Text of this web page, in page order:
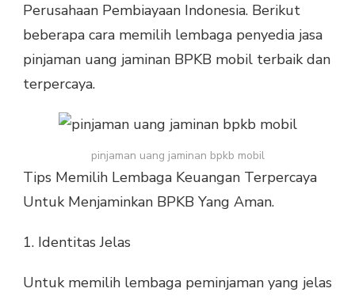
Perusahaan Pembiayaan Indonesia. Berikut
beberapa cara memilih lembaga penyedia jasa
pinjaman uang jaminan BPKB mobil terbaik dan
terpercaya.
pinjaman uang jaminan bpkb mobil
Tips Memilih Lembaga Keuangan Terpercaya
Untuk Menjaminkan BPKB Yang Aman.
1. Identitas Jelas
Untuk memilih lembaga peminjaman yang jelas